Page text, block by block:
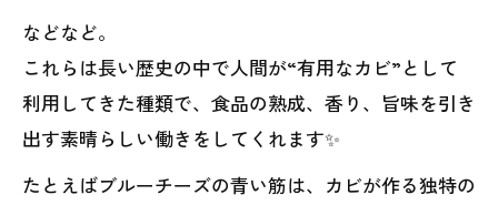
などなど。
これらは長い歴史の中で人間が“有用なカビ”として
利用してきた種類で、食品の熟成、香り、旨味を引き
出す素晴らしい働きをしてくれます✨
たとえばブルーチーズの青い筋は、カビが作る独特の